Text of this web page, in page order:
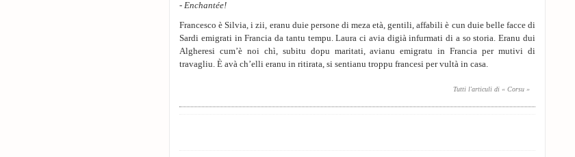
- Enchantée!
Francesco è Silvia, i zii, eranu duie persone di meza età, gentili, affabili è cun duie belle facce di
Sardi emigrati in Fran­cia da tantu tempu. Laura ci avia digià infurmati di a so sto­ria. Eranu dui
Algheresi cum’è noi chì, subitu dopu maritati, avianu emigratu in Francia per mutivi di
travagliu. È avà ch’elli eranu in ritirata, si sentianu troppu francesi per vultà in casa.
Tutti l'articuli di « Corsu »